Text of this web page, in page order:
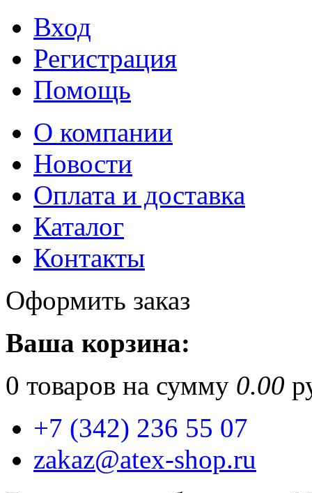
Вход
Регистрация
Помощь
О компании
Новости
Оплата и доставка
Каталог
Контакты
Оформить заказ
Ваша корзина:
0 товаров на сумму 0.00
+7 (342) 236 55 07
zakaz@atex-shop.ru